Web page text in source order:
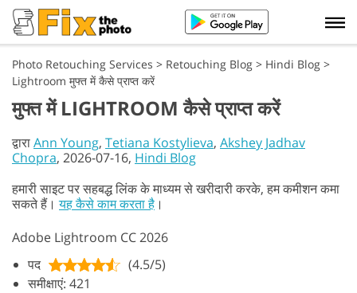
Photo Retouching Services > Retouching Blog > Hindi Blog >
Lightroom मुफ्त में कैसे प्राप्त करें
मुफ्त में LIGHTROOM कैसे प्राप्त करें
द्वाराAnn Young, Tetiana Kostylieva, Akshey Jadhav
Chopra, 2026-07-16, Hindi Blog
हमारी साइट पर सहबद्ध लिंक के माध्यम से खरीदारी करके, हम कमीशन कमा
सकते हैं।यह कैसे काम करता है ।
Adobe Lightroom CC 2026
पद
(4.5/5)
समीक्षाएं: 421